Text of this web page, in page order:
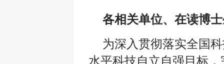
各相关单位、在读博
为深入贯彻落实全国
水平科技自立自强目标